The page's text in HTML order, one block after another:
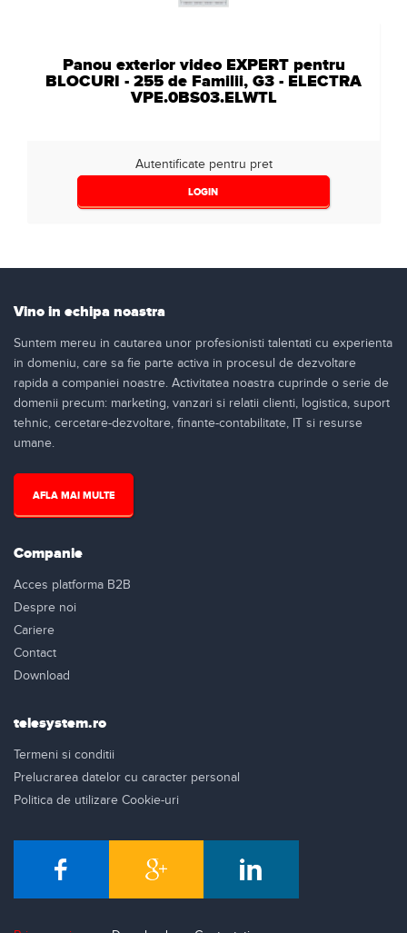
Panou exterior video EXPERT pentru
BLOCURI - 255 de Familii, G3 - ELECTRA
VPE.0BS03.ELWTL
Autentificate pentru pret
LOGIN
Vino in echipa noastra
Suntem mereu in cautarea unor profesionisti talentati cu experienta
in domeniu, care sa fie parte activa in procesul de dezvoltare
rapida a companiei noastre. Activitatea noastra cuprinde o serie de
domenii precum: marketing, vanzari si relatii clienti, logistica, suport
tehnic, cercetare-dezvoltare, finante-contabilitate, IT si resurse
umane.
AFLA MAI MULTE
Companie
Acces platforma B2B
Despre noi
Cariere
Contact
Download
telesystem.ro
Termeni si conditii
Prelucrarea datelor cu caracter personal
Politica de utilizare Cookie-uri